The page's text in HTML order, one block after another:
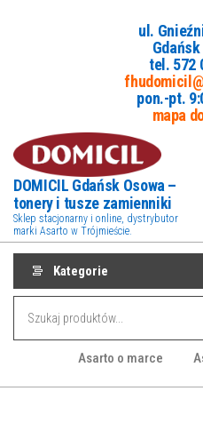
ul.
tel. 572
pon.-pt.
mapa
DOMICIL Gdańsk Osowa –
tonery i tusze zamienniki
Sklep stacjonarny i online, dystrybutor
marki Asarto w Trójmieście.
Kategorie
Asarto o marce